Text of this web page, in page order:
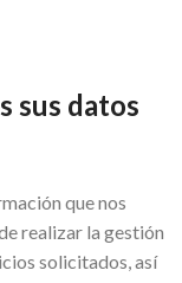
sus datos
que nos
realizar la gestión
solicitados, así